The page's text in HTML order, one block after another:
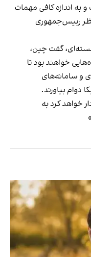
به اندازه کافی مهمات
نظر رییس‌جمهوری
گفت چین،
خواهند بود تا
و سامانه‌های
دوام بیاورند.
خواهد کرد به